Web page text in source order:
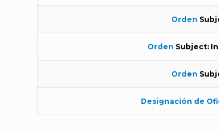
Orden
Orden Subject:
Orden
Designación de